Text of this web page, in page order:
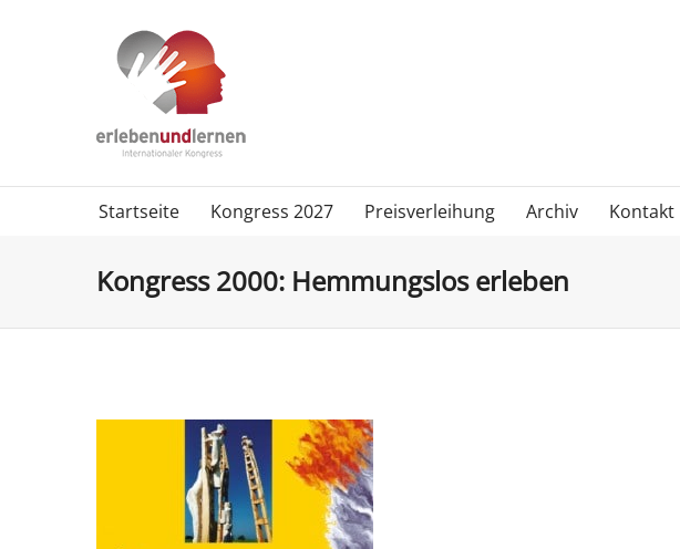
Startseite Kongress 2027 Preisverleihung Archiv Kontakt
Kongress 2000: Hemmungslos erleben